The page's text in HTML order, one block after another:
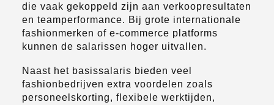
die vaak gekoppeld zijn aan verkoopresultaten
en teamperformance. Bij grote internationale
fashionmerken of e-commerce platforms
kunnen de salarissen hoger uitvallen.
Naast het basissalaris bieden veel
fashionbedrijven extra voordelen zoals
personeelskorting, flexibele werktijden,